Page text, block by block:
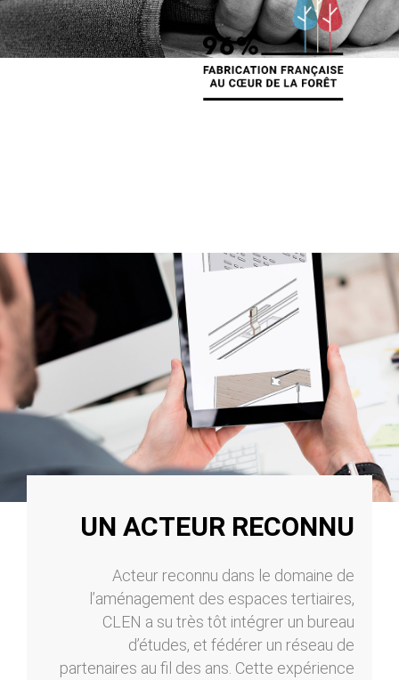
UN ACTEUR RECONNU
Acteur reconnu dans le domaine de
l’aménagement des espaces tertiaires,
CLEN a su très tôt intégrer un bureau
d’études, et fédérer un réseau de
partenaires au fil des ans. Cette expérience